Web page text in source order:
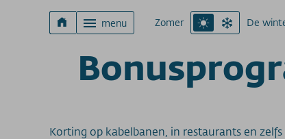
menu Zomer De
Korting op kabelbanen, in restaurants en